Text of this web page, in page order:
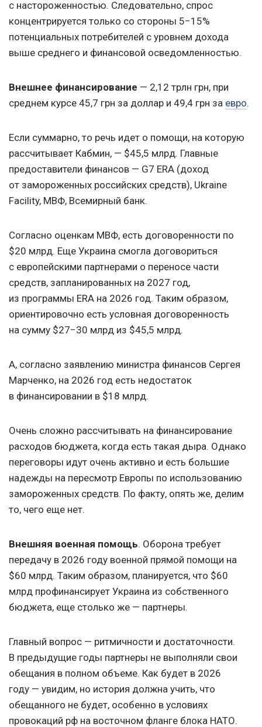
с настороженностью. Следовательно, спрос
концентрируется только со стороны 5−15%
потенциальных потребителей с уровнем дохода
выше среднего и финансовой осведомленностью.
Внешнее финансирование — 2,12 трлн грн, при
среднем курсе 45,7 грн за доллар и 49,4 грн за евро.
Если суммарно, то речь идет о помощи, на которую
рассчитывает Кабмин, — $45,5 млрд. Главные
предоставители финансов — G7 ERA (доход
от замороженных российских средств), Ukraine
Facility, МВФ, Всемирный банк.
Согласно оценкам МВФ, есть договоренности по
$20 млрд. Еще Украина смогла договориться
с европейскими партнерами о переносе части
средств, запланированных на 2027 год,
из программы ERA на 2026 год. Таким образом,
ориентировочно есть условная договоренность
на сумму $27−30 млрд из $45,5 млрд.
А, согласно заявлению министра финансов Сергея
Марченко, на 2026 год есть недостаток
в финансировании в $18 млрд.
Очень сложно рассчитывать на финансирование
расходов бюджета, когда есть такая дыра. Однако
переговоры идут очень активно и есть большие
надежды на пересмотр Европы по использованию
замороженных средств. По факту, опять же, делим
то, чего еще нет.
Внешняя военная помощь. Оборона требует
передачу в 2026 году военной прямой помощи на
$60 млрд. Таким образом, планируется, что $60
млрд профинансирует Украина из собственного
бюджета, еще столько же — партнеры.
Главный вопрос — ритмичности и достаточности.
В предыдущие годы партнеры не выполняли свои
обещания в полном объеме. Как будет в 2026
году — увидим, но история должна учить, что
обещанного не будет, особенно в условиях
провокаций рф на восточном фланге блока НАТО.